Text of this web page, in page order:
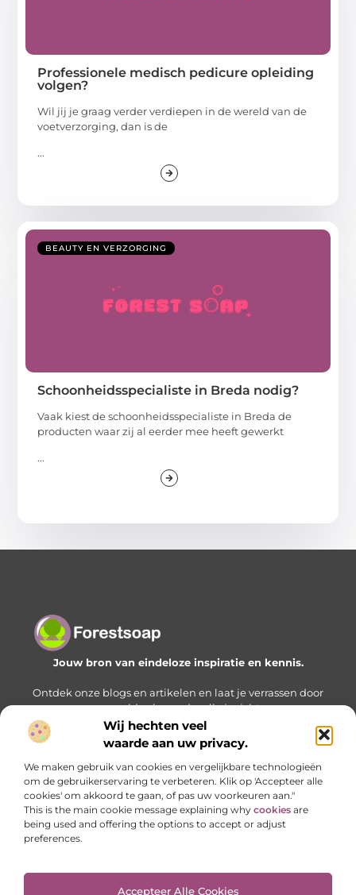
Wij hechten veel
waarde aan uw privacy.
We maken gebruik van cookies en vergelijkbare technologieën
om de gebruikerservaring te verbeteren. Klik op 'Accepteer alle
cookies' om akkoord te gaan, of pas uw voorkeuren aan."
This is the main cookie message explaining why cookies are
being used and offering the options to accept or adjust
preferences.
Accepteer Alle Cookies
Professionele medisch pedicure opleiding
volgen?
Wil jij je graag verder verdiepen in de wereld van de
voetverzorging, dan is de
...
BEAUTY EN VERZORGING
Schoonheidsspecialiste in Breda nodig?
Vaak kiest de schoonheidsspecialiste in Breda de
producten waar zij al eerder mee heeft gewerkt
...
Jouw bron van eindeloze inspiratie en kennis.
Ontdek onze blogs en artikelen en laat je verrassen door
een wereld vol waardevolle inzichten.
Bericht categorie
Onze informatie